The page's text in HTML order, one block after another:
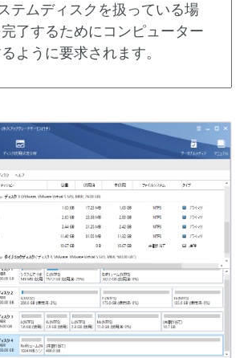
テムディスクを扱っている場
了するためにコンピューター
ように要求されます。